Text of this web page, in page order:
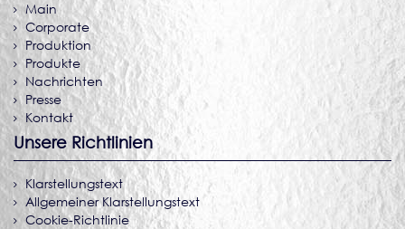
Main
Corporate
Produktion
Produkte
Nachrichten
Presse
Kontakt
Unsere Richtlinien
Klarstellungstext
Allgemeiner Klarstellungstext
Cookie-Richtlinie